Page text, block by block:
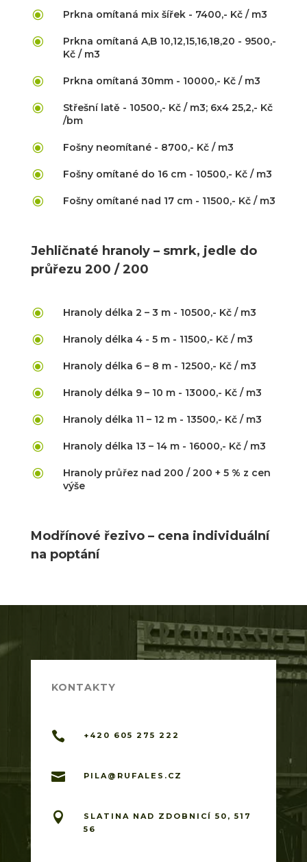
\ Prkna omítaná mix šířek - 7400,- Kč / m3
\
Prkna omítaná A,B 10,12,15,16,18,20 - 9500,-
Kč / m3
\ Prkna omítaná 30mm - 10000,- Kč / m3
\
Střešní latě - 10500,- Kč / m3; 6x4 25,2,- Kč
/bm
\ Fošny neomítané - 8700,- Kč / m3
\ Fošny omítané do 16 cm - 10500,- Kč / m3
\ Fošny omítané nad 17 cm - 11500,- Kč / m3
Jehličnaté hranoly – smrk, jedle do
průřezu 200 / 200
\ Hranoly délka 2 – 3 m - 10500,- Kč / m3
\ Hranoly délka 4 - 5 m - 11500,- Kč / m3
\ Hranoly délka 6 – 8 m - 12500,- Kč / m3
\ Hranoly délka 9 – 10 m - 13000,- Kč / m3
\ Hranoly délka 11 – 12 m - 13500,- Kč / m3
\ Hranoly délka 13 – 14 m - 16000,- Kč / m3
\
Hranoly průřez nad 200 / 200 + 5 % z cen
výše
Modřínové řezivo – cena individuální
na poptání
KONTAKTY
 +420 605 275 222
 PILA@RUFALES.CZ

SLATINA NAD ZDOBNICÍ 50, 517
56